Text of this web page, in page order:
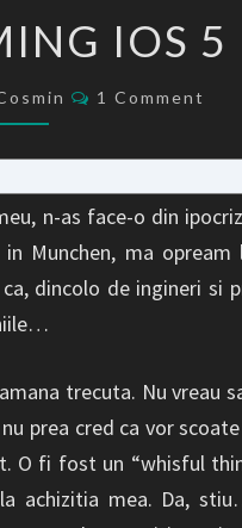
IOS
IOS 5
Comments
1 Comment
n-as face-o din
Munchen, ma opream
dincolo de ingineri si
trecuta. Nu vreau
prea cred ca vor
O fi fost un “whisful
achizitia mea. Da,